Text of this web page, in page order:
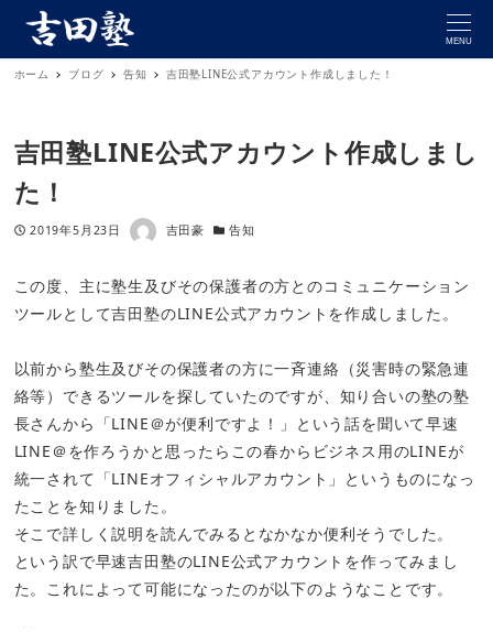
MENU
ホーム ブログ 告知 吉田塾LINE公式アカウント作成しました！
吉田塾LINE公式アカウント作成しまし
た！
投稿日
2019年5月23日 著者 吉田豪 カテゴリー
告知
この度、主に塾生及びその保護者の方とのコミュニケーション
ツールとして吉田塾のLINE公式アカウントを作成しました。
以前から塾生及びその保護者の方に一斉連絡（災害時の緊急連
絡等）できるツールを探していたのですが、知り合いの塾の塾
長さんから「LINE＠が便利ですよ！」という話を聞いて早速
LINE＠を作ろうかと思ったらこの春からビジネス用のLINEが
統一されて「LINEオフィシャルアカウント」というものになっ
たことを知りました。
そこで詳しく説明を読んでみるとなかなか便利そうでした。
という訳で早速吉田塾のLINE公式アカウントを作ってみまし
た。これによって可能になったのが以下のようなことです。